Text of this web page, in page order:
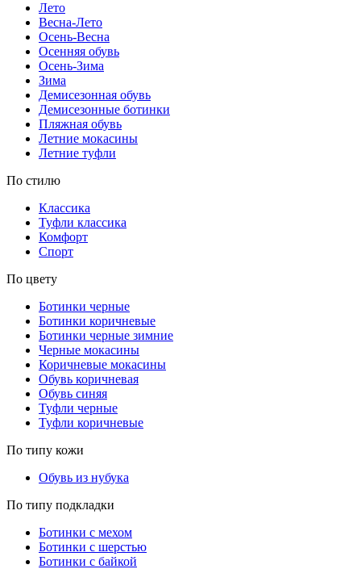
Лето
Весна-Лето
Осень-Весна
Осенняя обувь
Осень-Зима
Зима
Демисезонная обувь
Демисезонные ботинки
Пляжная обувь
Летние мокасины
Летние туфли
По стилю
Классика
Туфли классика
Комфорт
Спорт
По цвету
Ботинки черные
Ботинки коричневые
Ботинки черные зимние
Черные мокасины
Коричневые мокасины
Обувь коричневая
Обувь синяя
Туфли черные
Туфли коричневые
По типу кожи
Обувь из нубука
По типу подкладки
Ботинки с мехом
Ботинки с шерстью
Ботинки с байкой